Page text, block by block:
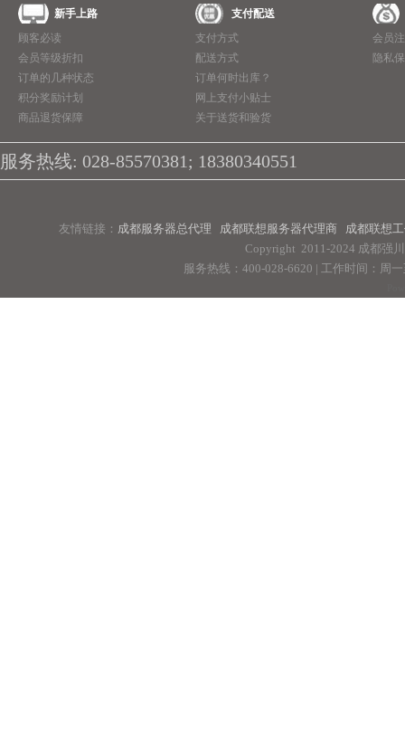
新手上路
顾客必读
会员等级折扣
订单的几种状态
积分奖励计划
商品退货保障
支付配送
支付方式
配送方式
订单何时出库？
网上支付小贴士
关于送货和验货
会员
隐私
服务热线: 028-85570381; 18380340551
友情链接： 成都服务器总代理 成都联想服务器代理商
成都联想
Copyright 2011-2024 成都强
服务热线：400-028-6620 | 工作时间：周